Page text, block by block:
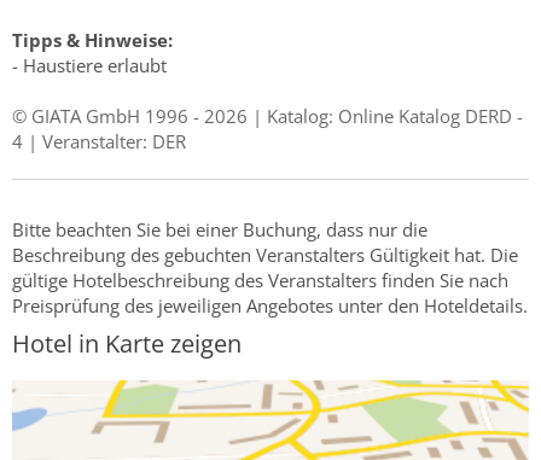
Tipps & Hinweise:
- Haustiere erlaubt
© GIATA GmbH 1996 - 2026 | Katalog: Online Katalog DERD -
4 | Veranstalter: DER
Bitte beachten Sie bei einer Buchung, dass nur die
Beschreibung des gebuchten Veranstalters Gültigkeit hat. Die
gültige Hotelbeschreibung des Veranstalters finden Sie nach
Preisprüfung des jeweiligen Angebotes unter den Hoteldetails.
Hotel in Karte zeigen